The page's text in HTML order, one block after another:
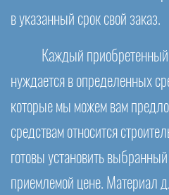
в указанный срок свой заказ.
Каждый
нуждается в определенных
которые мы можем вам
средствам относится
готовы установить
приемлемой цене. Материал